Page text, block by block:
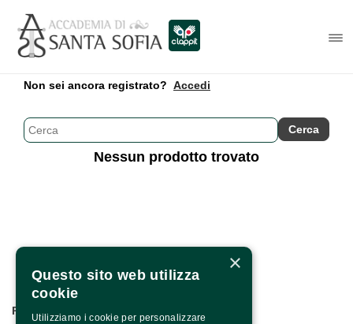
Non sei ancora registrato? Accedi
Nessun prodotto trovato
PER INFO E CONTATTI:
×
Questo sito web utilizza
cookie
Utilizziamo i cookie per personalizzare